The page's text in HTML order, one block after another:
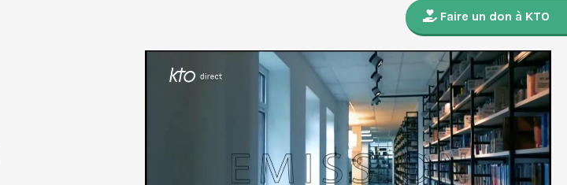
Faire un don à KTO